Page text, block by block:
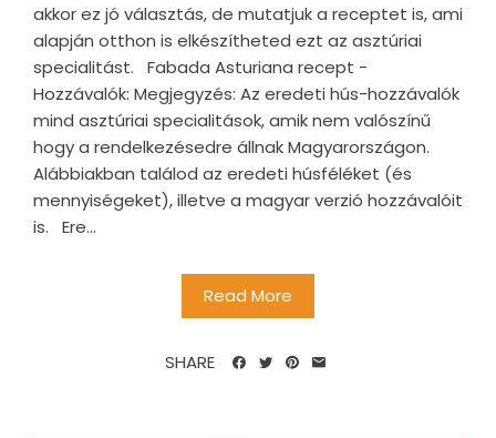
akkor ez jó választás, de mutatjuk a receptet is, ami
alapján otthon is elkészítheted ezt az asztúriai
specialitást. Fabada Asturiana recept -
Hozzávalók: Megjegyzés: Az eredeti hús-hozzávalók
mind asztúriai specialitások, amik nem valószínű
hogy a rendelkezésedre állnak Magyarországon.
Alábbiakban találod az eredeti húsféléket (és
mennyiségeket), illetve a magyar verzió hozzávalóit
is. Ere...
Read More
SHARE